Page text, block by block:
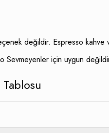
değildir. Espresso
Sevmeyenler için uygun